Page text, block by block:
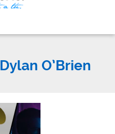
Dylan O’Brien